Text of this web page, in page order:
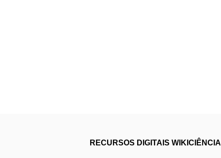
RECURSOS DIGITAIS